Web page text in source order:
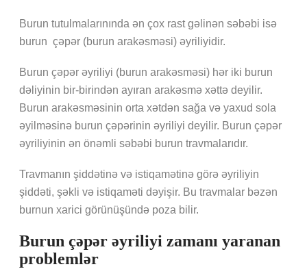
Burun tutulmalarınında ən çox rast gəlinən səbəbi isə
burun çəpər (burun arakəsməsi) əyriliyidir.
Burun çəpər əyriliyi (burun arakəsməsi) hər iki burun
dəliyinin bir-birindən ayıran arakəsmə xəttə deyilir.
Burun arakəsməsinin orta xətdən sağa və yaxud sola
əyilməsinə burun çəpərinin əyriliyi deyilir. Burun çəpər
əyriliyinin ən önəmli səbəbi burun travmalarıdır.
Travmanın şiddətinə və istiqamətinə görə əyriliyin
şiddəti, şəkli və istiqaməti dəyişir. Bu travmalar bəzən
burnun xarici görünüşündə poza bilir.
Burun çəpər əyriliyi zamanı yaranan
problemlər